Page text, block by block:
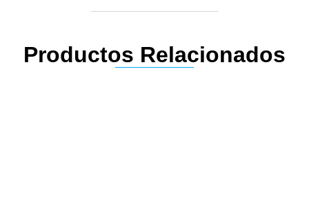
Productos Relacionados